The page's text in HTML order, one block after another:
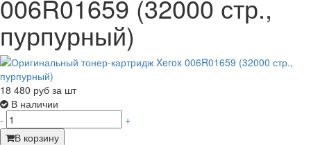
006R01659 (32000 стр.,
пурпурный)
18 480 руб за шт
В наличии
-
+
В корзину